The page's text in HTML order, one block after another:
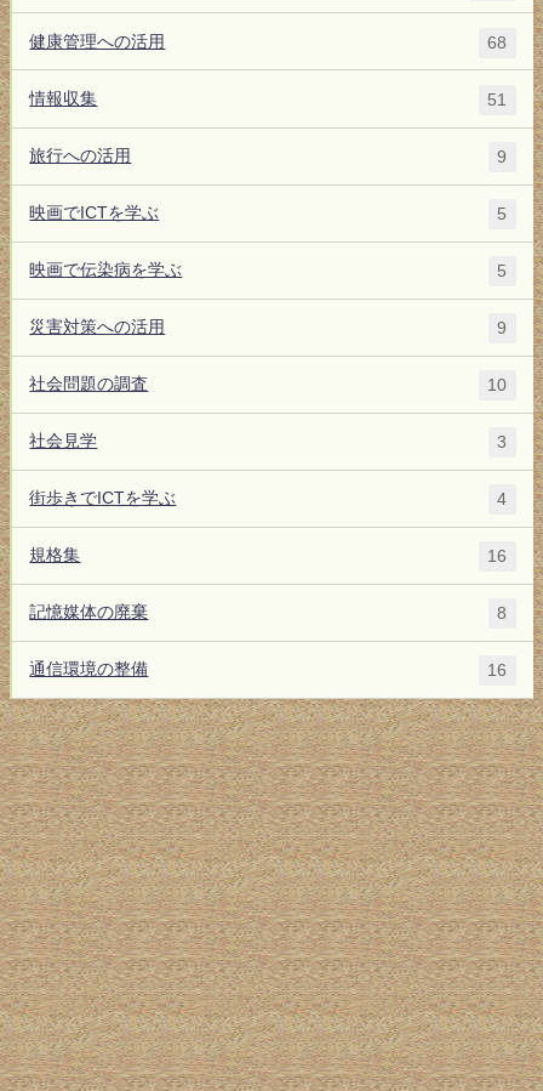
健康管理への活用 68
情報収集 51
旅行への活用 9
映画でICTを学ぶ 5
映画で伝染病を学ぶ 5
災害対策への活用 9
社会問題の調査 10
社会見学 3
街歩きでICTを学ぶ 4
規格集 16
記憶媒体の廃棄 8
通信環境の整備 16